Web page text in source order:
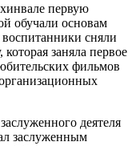
первую
обучали основам
сняли
заняла первое
фильмов
деятеля
заслуженным